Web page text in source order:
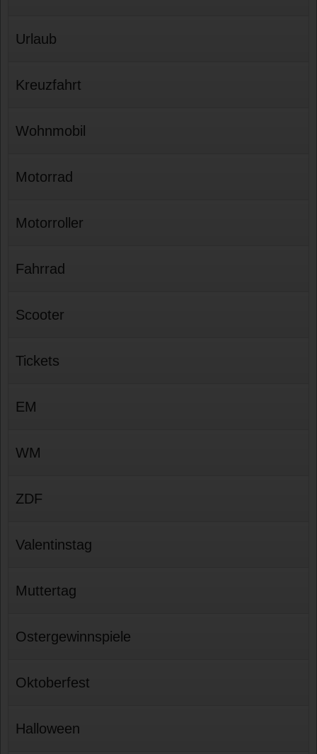
Urlaub
Kreuzfahrt
Wohnmobil
Motorrad
Motorroller
Fahrrad
Scooter
Tickets
EM
WM
ZDF
Valentinstag
Muttertag
Ostergewinnspiele
Oktoberfest
Halloween